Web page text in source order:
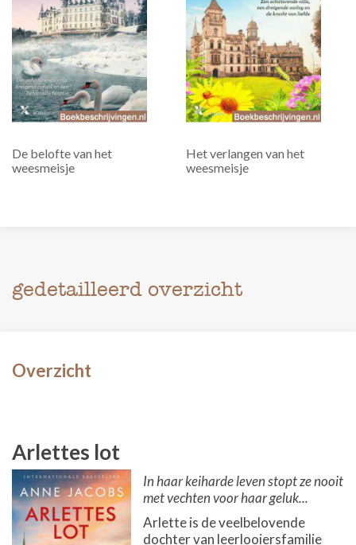
De belofte van het
weesmeisje
Het verlangen van het
weesmeisje
gedetailleerd overzicht
Overzicht
Arlettes lot
In haar keiharde leven stopt ze nooit
met vechten voor haar geluk...
Arlette is de veelbelovende
dochter van leerlooiersfamilie